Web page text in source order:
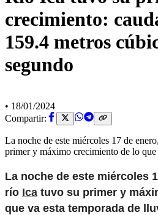
crecimiento:
159.4 metros
segundo
• 18/01/2024
Compartir:
La noche de este miércoles 17 de
primer y máximo crecimiento de lo
La noche de este miércoles
río Ica tuvo su primer y
que va esta temporada de